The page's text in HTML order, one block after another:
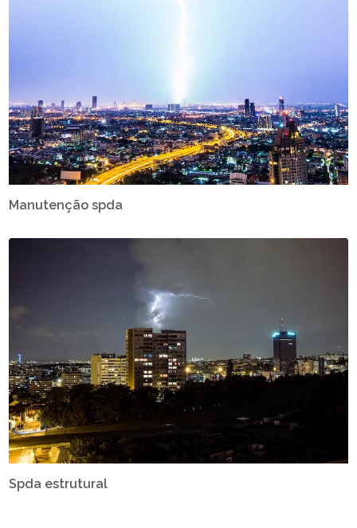
Manutenção spda
Spda estrutural